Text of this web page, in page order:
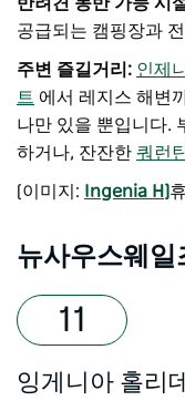
공급되는 캠핑장과
주변 즐길거리: 인제
트 에서 레지스 해변
나만 있을 뿐입니다.
하거나, 잔잔한 쿼런
[이미지: Ingenia H]
뉴사우스웨일
잉게니아 홀리